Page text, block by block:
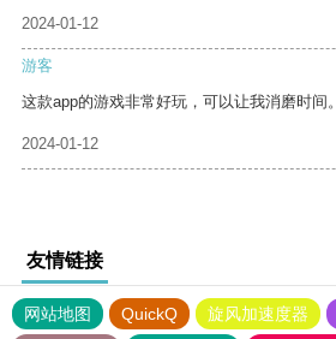
2024-01-12
游客
这款app的游戏非常好玩，可以让我消磨时间。
2024-01-12
友情链接
网站地图 QuickQ 旋风加速度器